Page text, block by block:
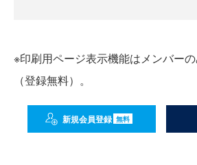
※印刷用ページ表示機能はメンバー
（登録無料）。
新規会員登録 無料